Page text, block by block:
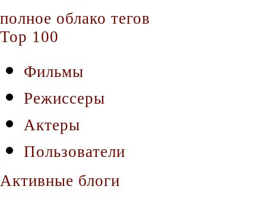
полное облако тегов
Top 100
Фильмы
Режиссеры
Актеры
Пользователи
Активные блоги